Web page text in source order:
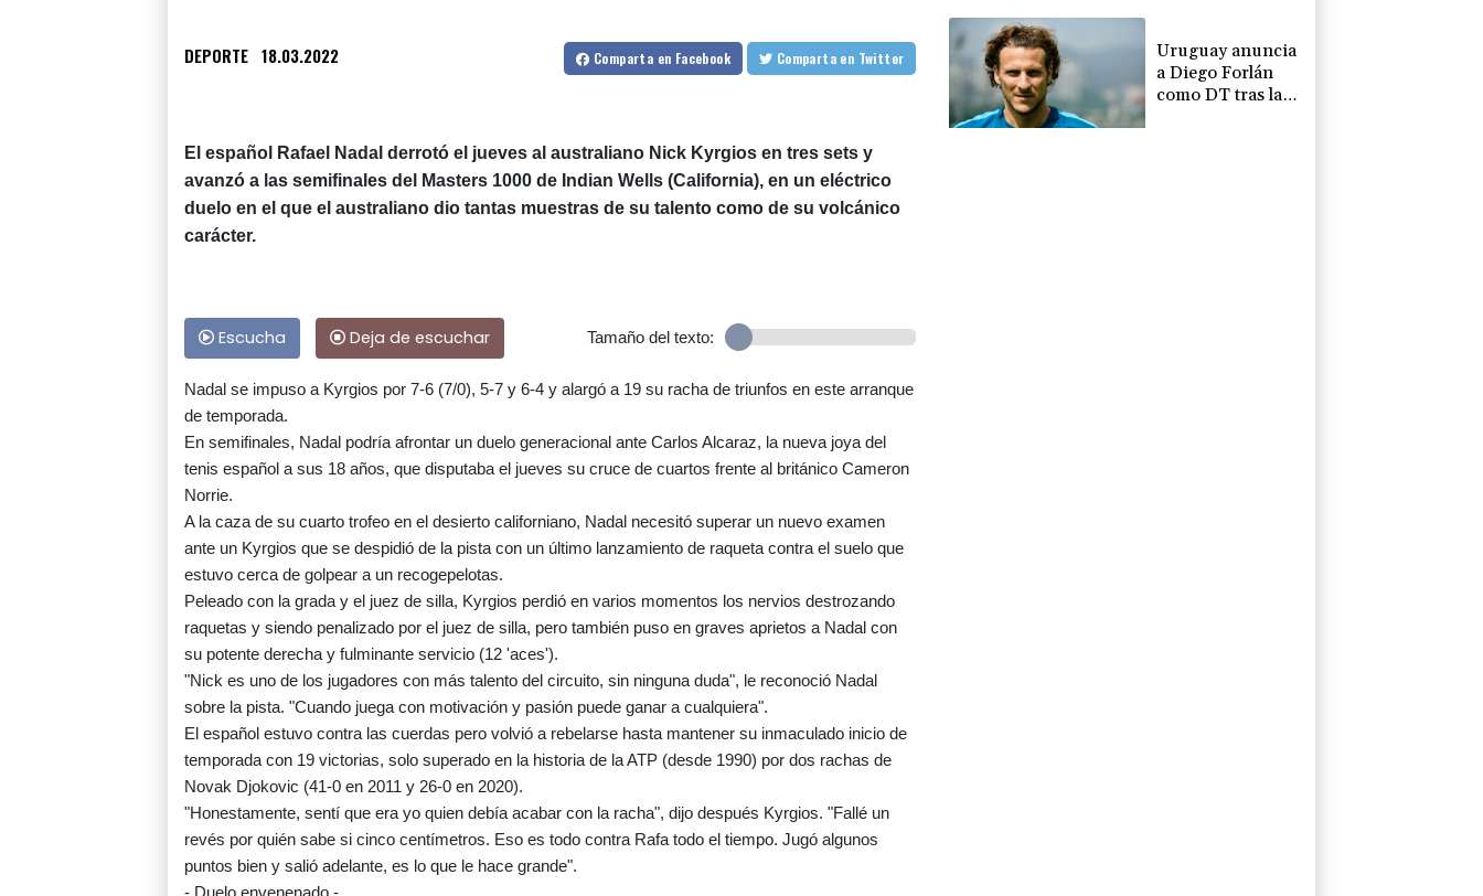
DEPORTE 18.03.2022 Comparta en Facebook Comparta en Twitter
El español Rafael Nadal derrotó el jueves al australiano Nick Kyrgios en tres sets y
avanzó a las semifinales del Masters 1000 de Indian Wells (California), en un eléctrico
duelo en el que el australiano dio tantas muestras de su talento como de su volcánico
carácter.
Escucha Deja de escuchar Tamaño del texto:
Nadal se impuso a Kyrgios por 7-6 (7/0), 5-7 y 6-4 y alargó a 19 su racha de triunfos en este arranque
de temporada.
En semifinales, Nadal podría afrontar un duelo generacional ante Carlos Alcaraz, la nueva joya del
tenis español a sus 18 años, que disputaba el jueves su cruce de cuartos frente al británico Cameron
Norrie.
A la caza de su cuarto trofeo en el desierto californiano, Nadal necesitó superar un nuevo examen
ante un Kyrgios que se despidió de la pista con un último lanzamiento de raqueta contra el suelo que
estuvo cerca de golpear a un recogepelotas.
Peleado con la grada y el juez de silla, Kyrgios perdió en varios momentos los nervios destrozando
raquetas y siendo penalizado por el juez de silla, pero también puso en graves aprietos a Nadal con
su potente derecha y fulminante servicio (12 'aces').
"Nick es uno de los jugadores con más talento del circuito, sin ninguna duda", le reconoció Nadal
sobre la pista. "Cuando juega con motivación y pasión puede ganar a cualquiera".
El español estuvo contra las cuerdas pero volvió a rebelarse hasta mantener su inmaculado inicio de
temporada con 19 victorias, solo superado en la historia de la ATP (desde 1990) por dos rachas de
Novak Djokovic (41-0 en 2011 y 26-0 en 2020).
"Honestamente, sentí que era yo quien debía acabar con la racha", dijo después Kyrgios. "Fallé un
revés por quién sabe si cinco centímetros. Eso es todo contra Rafa todo el tiempo. Jugó algunos
puntos bien y salió adelante, es lo que le hace grande".
Uruguay anuncia
a Diego Forlán
como DT tras la